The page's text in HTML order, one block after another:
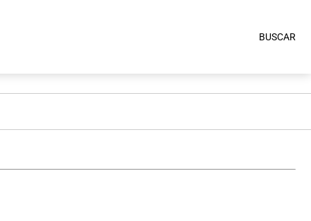
BUSCAR